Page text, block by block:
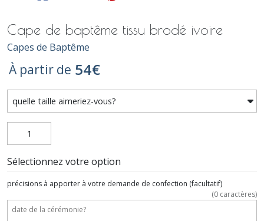
Cape de baptême tissu brodé ivoire
Capes de Baptême
À partir de 54€
Sélectionnez votre option
précisions à apporter à votre demande de confection (facultatif)
(0 caractères)